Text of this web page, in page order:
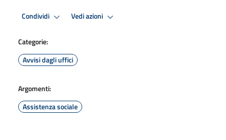
Condividi Vedi azioni
Categorie:
Avvisi dagli uffici
Argomenti:
Assistenza sociale